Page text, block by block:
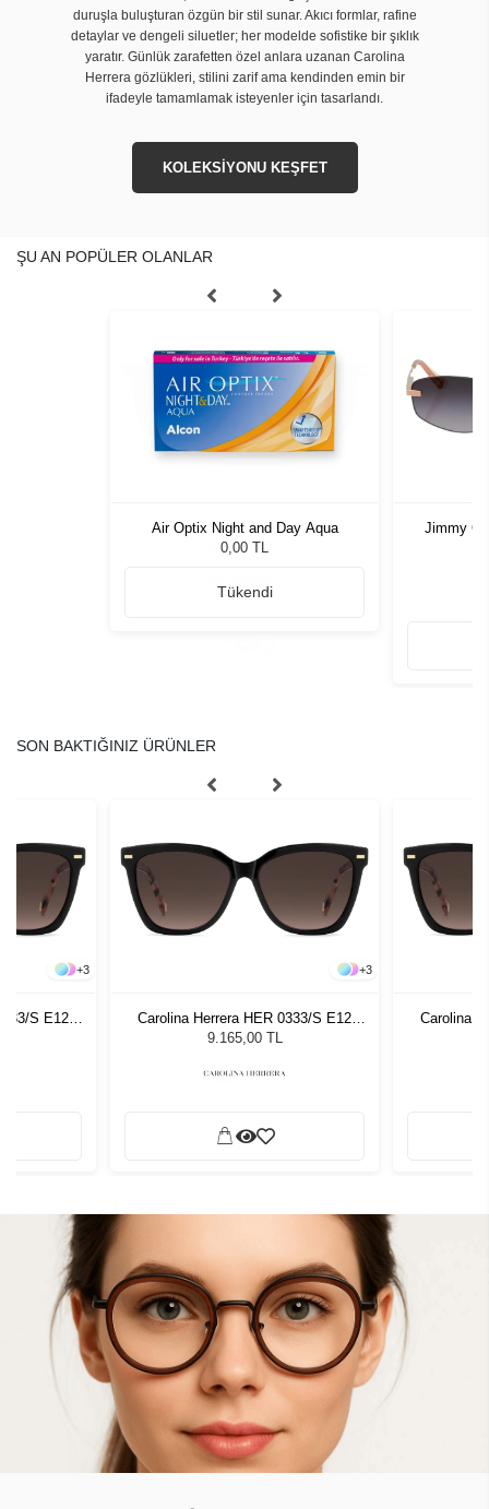
duruşla buluşturan özgün bir stil sunar. Akıcı formlar, rafine
detaylar ve dengeli siluetler; her modelde sofistike bir şıklık
yaratır. Günlük zarafetten özel anlara uzanan Carolina
Herrera gözlükleri, stilini zarif ama kendinden emin bir
ifadeyle tamamlamak isteyenler için tasarlandı.
KOLEKSİYONU KEŞFET
ŞU AN POPÜLER OLANLAR
Air Optix Night and Day Aqua
0,00 TL
Tükendi
Jimmy
SON BAKTIĞINIZ ÜRÜNLER
+3
S E12
+3
Carolina Herrera HER 0333/S E12
Kadın Güneş Gözlüğü
9.165,00 TL
Carolina